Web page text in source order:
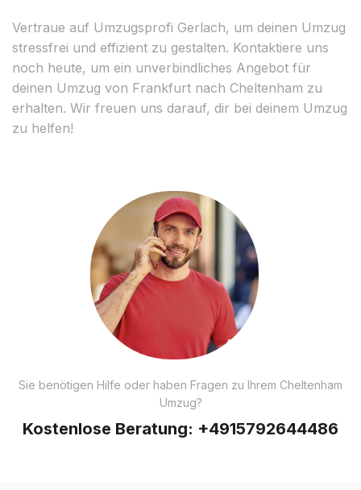
Vertraue auf Umzugsprofi Gerlach, um deinen Umzug
stressfrei und effizient zu gestalten. Kontaktiere uns
noch heute, um ein unverbindliches Angebot für
deinen Umzug von Frankfurt nach Cheltenham zu
erhalten. Wir freuen uns darauf, dir bei deinem Umzug
zu helfen!
Sie benötigen Hilfe oder haben Fragen zu Ihrem Cheltenham
Umzug?
Kostenlose Beratung: +4915792644486